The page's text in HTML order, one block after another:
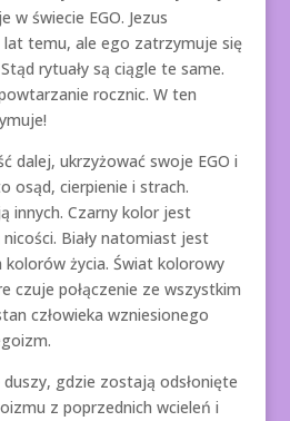
w świecie EGO. Jezus
lat temu, ale ego zatrzymuje się
rytuały są ciągle te same.
rocznic. W ten
dalej, ukrzyżować swoje EGO i
osąd, cierpienie i strach.
innych. Czarny kolor jest
Biały natomiast jest
kolorów życia. Świat kolorowy
czuje połączenie ze wszystkim
człowieka wzniesionego
gdzie zostają odsłonięte
z poprzednich wcieleń i